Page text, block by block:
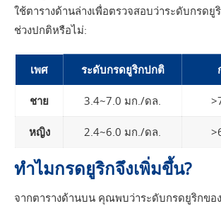
ใช้ตารางด้านล่างเพื่อตรวจสอบว่าระดับกรด
ช่วงปกติหรือไม่:
เพศ ระดับกรดยูริกปกติ
ชาย 3.4~7.0 มก./ดล.
หญิง 2.4~6.0 มก./ดล.
ทำไมกรดยูริกจึงเพิ่มขึ้น?
จากตารางด้านบน คุณพบว่าระดับกรดยูริกขอ